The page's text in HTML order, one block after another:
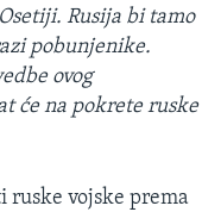
Rusija bi tamo
pobunjenike.
ovog
će na pokrete ruske
ruske vojske prema